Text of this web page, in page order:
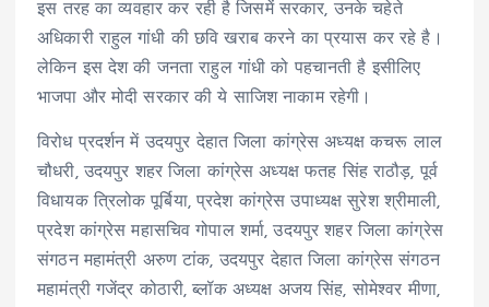
इस तरह का व्यवहार कर रही है जिसमें सरकार, उनके चहेते
अधिकारी राहुल गांधी की छवि खराब करने का प्रयास कर रहे है।
लेकिन इस देश की जनता राहुल गांधी को पहचानती है इसीलिए
भाजपा और मोदी सरकार की ये साजिश नाकाम रहेगी।
विरोध प्रदर्शन में उदयपुर देहात जिला कांग्रेस अध्यक्ष कचरू लाल
चौधरी, उदयपुर शहर जिला कांग्रेस अध्यक्ष फतह सिंह राठौड़, पूर्व
विधायक त्रिलोक पूर्बिया, प्रदेश कांग्रेस उपाध्यक्ष सुरेश श्रीमाली,
प्रदेश कांग्रेस महासचिव गोपाल शर्मा, उदयपुर शहर जिला कांग्रेस
संगठन महामंत्री अरुण टांक, उदयपुर देहात जिला कांग्रेस संगठन
महामंत्री गजेंद्र कोठारी, ब्लॉक अध्यक्ष अजय सिंह, सोमेश्वर मीणा,